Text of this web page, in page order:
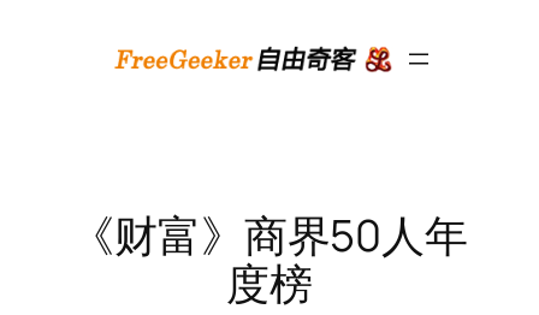
《财富》商界50人年
度榜